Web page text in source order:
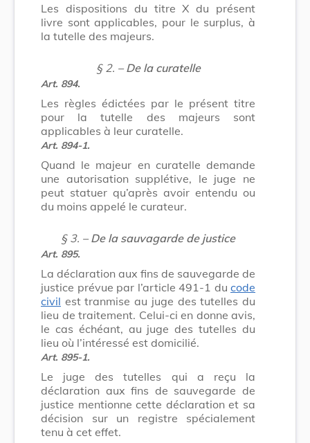
Les dispositions du titre X du présent
livre sont applicables, pour le surplus, à
la tutelle des majeurs.
§ 2. – De la curatelle
Art. 894.
Les règles édictées par le présent titre
pour la tutelle des majeurs sont
applicables à leur curatelle.
Art. 894-1.
Quand le majeur en curatelle demande
une autorisation supplétive, le juge ne
peut statuer qu’après avoir entendu ou
du moins appelé le curateur.
§ 3. – De la sauvagarde de justice
Art. 895.
La déclaration aux fins de sauvegarde de
justice prévue par l’article 491-1 du code
civil est tranmise au juge des tutelles du
lieu de traitement. Celui-ci en donne avis,
le cas échéant, au juge des tutelles du
lieu où l’intéressé est domicilié.
Art. 895-1.
Le juge des tutelles qui a reçu la
déclaration aux fins de sauvegarde de
justice mentionne cette déclaration et sa
décision sur un registre spécialement
tenu à cet effet.